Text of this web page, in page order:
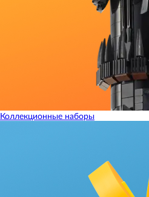
Коллекционные наборы